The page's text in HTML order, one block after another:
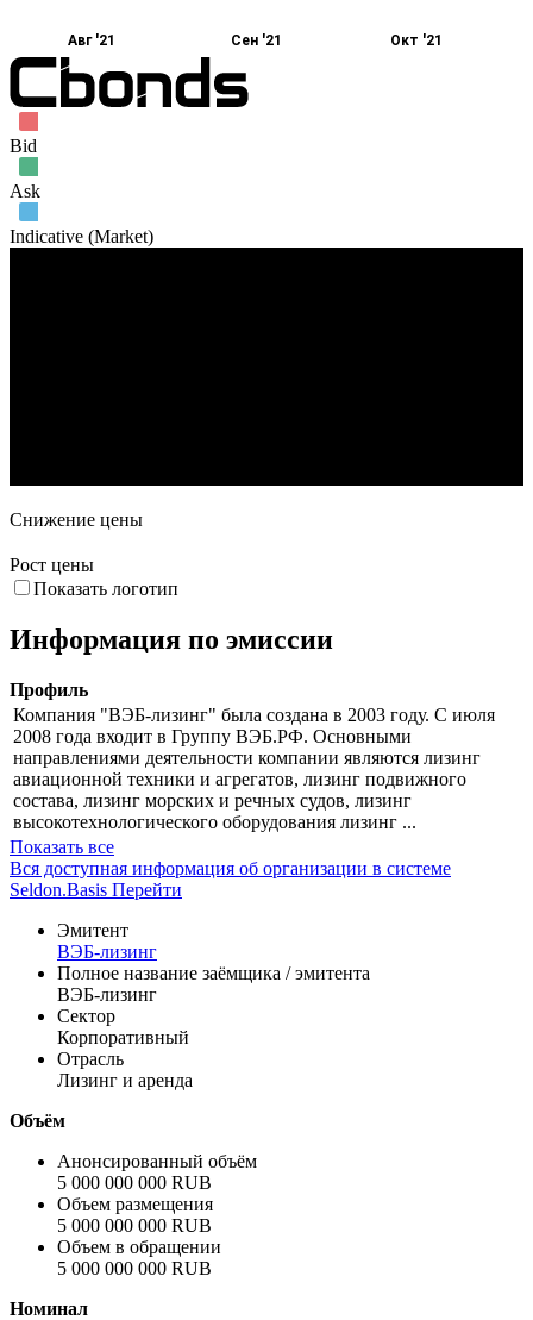
Авг '21 Сен '21 Окт '21
Bid
Ask
Indicative (Market)
Снижение цены
Рост цены
Показать логотип
Информация по эмиссии
Профиль
Компания "ВЭБ-лизинг" была создана в 2003 году. С июля
2008 года входит в Группу ВЭБ.РФ. Основными
направлениями деятельности компании являются лизинг
авиационной техники и агрегатов, лизинг подвижного
состава, лизинг морских и речных судов, лизинг
высокотехнологического оборудования лизинг ...
Показать все
Вся доступная информация об организации в системе
Seldon.Basis Перейти
Эмитент
ВЭБ-лизинг
Полное название заёмщика / эмитента
ВЭБ-лизинг
Сектор
Корпоративный
Отрасль
Лизинг и аренда
Объём
Анонсированный объём
5 000 000 000 RUB
Объем размещения
5 000 000 000 RUB
Объем в обращении
5 000 000 000 RUB
Номинал